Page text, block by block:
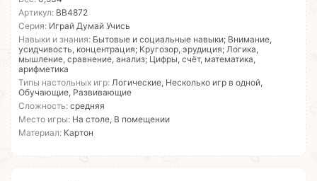
Артикул: ВВ4872
Серия: Играй Думай Учись
Навыки и знания: Бытовые и социальные навыки; Внимание,
усидчивость, концентрация; Кругозор, эрудиция; Логика,
мышление, сравнение, анализ; Цифры, счёт, математика,
арифметика
Типы настольных игр: Логические, Несколько игр в одной,
Обучающие, Развивающие
Сложность: средняя
Место игры: На столе, В помещении
Материал: Картон